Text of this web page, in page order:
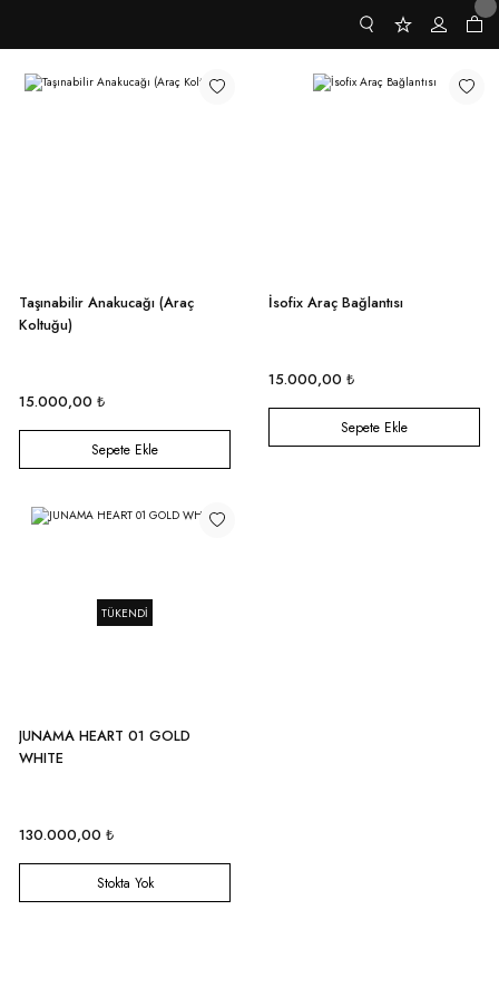
Taşınabilir Anakucağı (Araç
Koltuğu)
15.000,00 ₺
Sepete Ekle
İsofix Araç Bağlantısı
15.000,00 ₺
Sepete Ekle
TÜKENDİ
JUNAMA HEART 01 GOLD
WHITE
130.000,00 ₺
Stokta Yok